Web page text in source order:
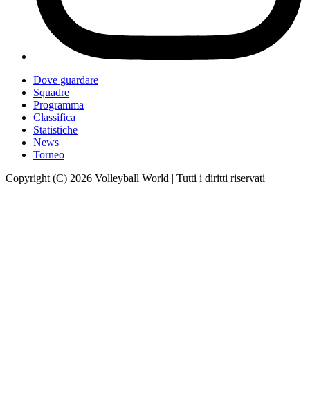
Dove guardare
Squadre
Programma
Classifica
Statistiche
News
Torneo
Copyright (C) 2026 Volleyball World | Tutti i diritti riservati